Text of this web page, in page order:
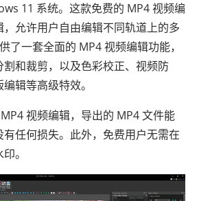
11 系统。这款免费的 MP4 视频编
允许用户自由编辑不同轨道上的多
了一套全面的 MP4 视频编辑功能，
割和裁剪，以及色彩校正、视频防
辑等高级特效。
视频编辑，导出的 MP4 文件能
任何损失。此外，免费用户无需在
。